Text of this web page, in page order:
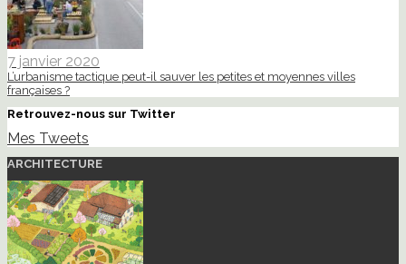
7 janvier 2020
L’urbanisme tactique peut-il sauver les petites et moyennes villes
françaises ?
Retrouvez-nous sur Twitter
Mes Tweets
ARCHITECTURE